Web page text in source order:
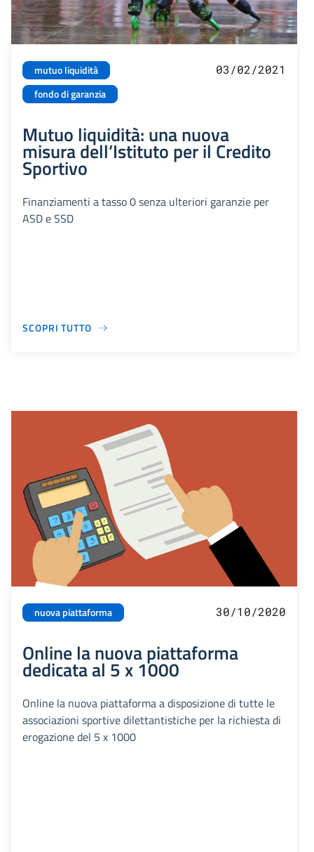
mutuo liquidità
fondo di garanzia
03/02/2021
Mutuo liquidità: una nuova
misura dell’Istituto per il Credito
Sportivo
Finanziamenti a tasso 0 senza ulteriori garanzie per
ASD e SSD
SCOPRI TUTTO
nuova piattaforma 30/10/2020
Online la nuova piattaforma
dedicata al 5 x 1000
Online la nuova piattaforma a disposizione di tutte le
associazioni sportive dilettantistiche per la richiesta di
erogazione del 5 x 1000